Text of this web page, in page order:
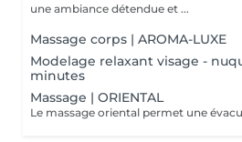
une ambiance détendue et ...
Massage corps | AROMA-LUXE
Modelage relaxant visage -
minutes
Massage | ORIENTAL